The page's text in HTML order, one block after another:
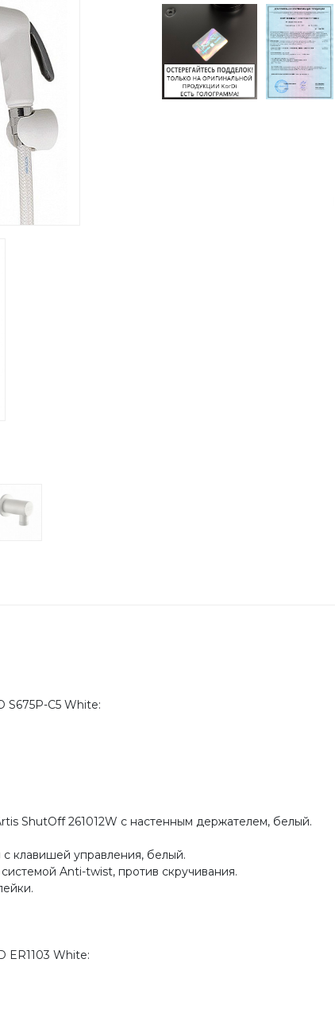
C5 White:
ShutOff 261012W с настенным держателем, белый.
клавишей управления, белый.
Anti-twist, против скручивания.
ER1103 White: